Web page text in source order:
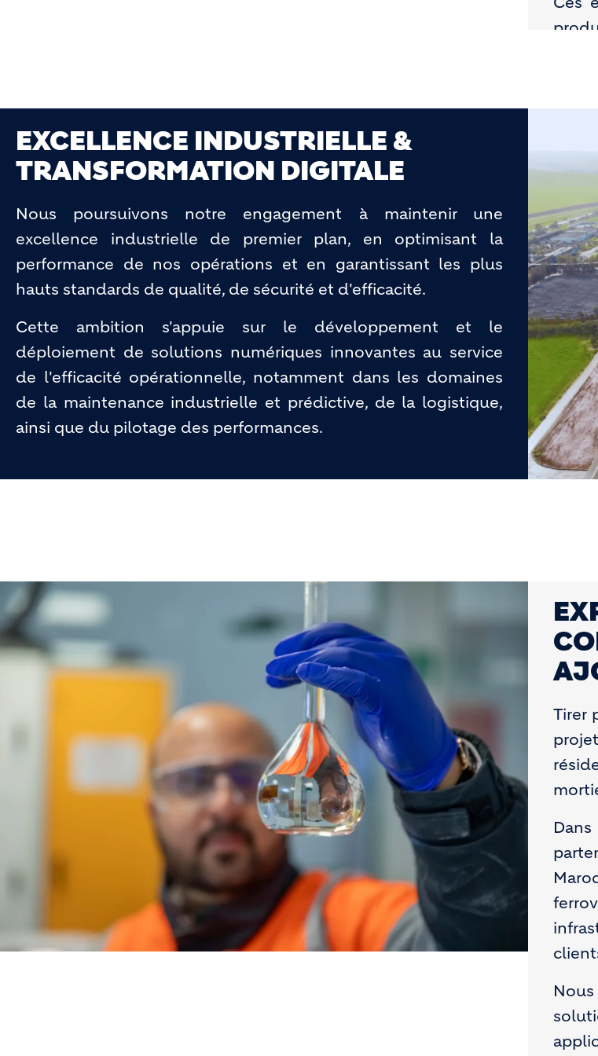
EXCELLENCE INDUSTRIELLE &
TRANSFORMATION DIGITALE
Nous poursuivons notre engagement à maintenir une
excellence industrielle de premier plan, en optimisant la
performance de nos opérations et en garantissant les plus
hauts standards de qualité, de sécurité et d'efficacité.
Cette ambition s'appuie sur le développement et le
déploiement de solutions numériques innovantes au service
de l'efficacité opérationnelle, notamment dans les domaines
de la maintenance industrielle et prédictive, de la logistique,
ainsi que du pilotage des performances.
Tirer